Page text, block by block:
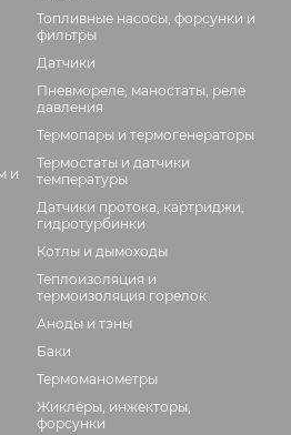
и
Топливные насосы, форсунки и
фильтры
Датчики
Пневмореле, маностаты, реле
давления
Термопары и термогенераторы
Термостаты и датчики
температуры
Датчики протока, картриджи,
гидротурбинки
Котлы и дымоходы
Теплоизоляция и
термоизоляция горелок
Аноды и тэны
Баки
Термоманометры
Жиклёры, инжекторы,
форсунки